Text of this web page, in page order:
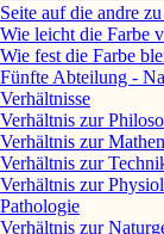
Seite auf die andre
Wie leicht die Farbe
Wie fest die Farbe
Fünfte Abteilung -
Verhältnisse
Verhältnis zur
Verhältnis zur
Verhältnis zur
Verhältnis zur
Pathologie
Verhältnis zur